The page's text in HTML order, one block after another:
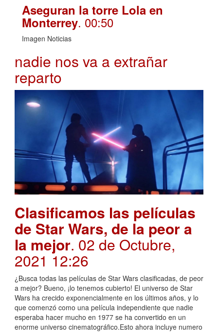
Aseguran la torre Lola en
Monterrey. 00:50
Imagen Noticias
nadie nos va a extrañar
reparto
Clasificamos las películas
de Star Wars, de la peor a
la mejor. 02 de Octubre,
2021 12:26
¿Busca todas las películas de Star Wars clasificadas, de peor
a mejor? Bueno, ¡lo tenemos cubierto! El universo de Star
Wars ha crecido exponencialmente en los últimos años, y lo
que comenzó como una película independiente que nadie
esperaba hacer mucho en 1977 se ha convertido en un
enorme universo cinematográfico.Esto ahora incluye numero